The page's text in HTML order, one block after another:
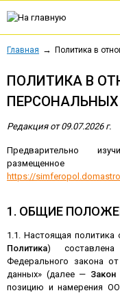
Главная Политика в
ПОЛИТИКА В
Редакция от 09.07.2026 г.
Предварительно
https://
1. ОБЩИЕ
1.1. Настоящая
Политика)
Федерального закона
данных» (далее —
позицию и намерения